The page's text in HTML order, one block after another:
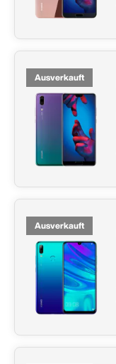
Ausverkauft
Ausverkauft